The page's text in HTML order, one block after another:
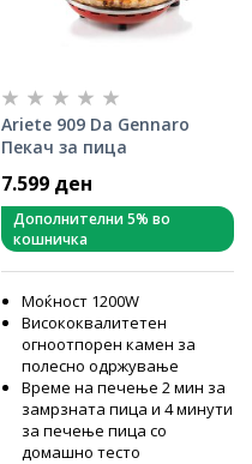
Ariete 909 Da Gennaro
Пекач за пица
7.599 ден
Дополнителни 5% во
кошничка
Моќност 1200W
Висококвалитетен
огноотпорен камен за
полесно одржување
Време на печење 2 мин за
замрзната пица и 4 минути
за печење пица со
домашно тесто